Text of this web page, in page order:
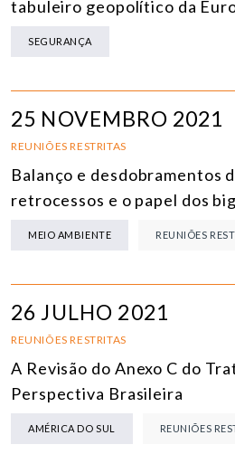
tabuleiro geopolítico da
SEGURANÇA
25 NOVEMBRO 2021
REUNIÕES RESTRITAS
Balanço e desdobramentos
retrocessos e o papel dos
MEIO AMBIENTE REUNIÕES
26 JULHO 2021
REUNIÕES RESTRITAS
A Revisão do Anexo C do
Perspectiva Brasileira
AMÉRICA DO SUL REUNIÕES